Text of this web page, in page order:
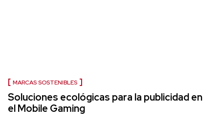
MARCAS SOSTENIBLES
Soluciones ecológicas para la publicidad en
el Mobile Gaming